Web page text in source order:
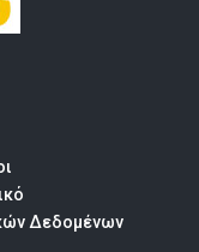
Δεδομένων